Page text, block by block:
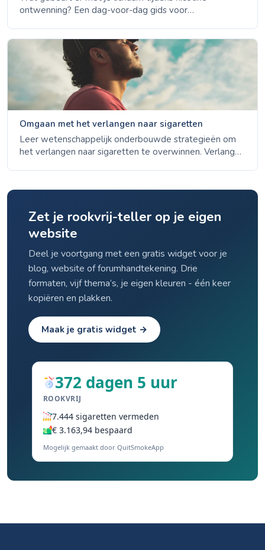
ontwenning? Een dag-voor-dag gids voor
CDC- en ACS-gegevens.
Omgaan met het verlangen naar sigaretten
Leer wetenschappelijk onderbouwde strategieën om
het verlangen naar sigaretten te overwinnen. Verlangen
Zet je rookvrij-teller op je eigen
website
Deel je voortgang met een gratis widget voor je
blog, website of forumhandtekening. Drie
formaten, vijf thema’s, je eigen kleuren - één keer
kopiëren en plakken.
Maak je gratis widget →
372 dagen 5 uur
ROOKVRIJ
7.444 sigaretten vermeden
€ 3.163,94 bespaard
Mogelijk gemaakt door QuitSmokeApp